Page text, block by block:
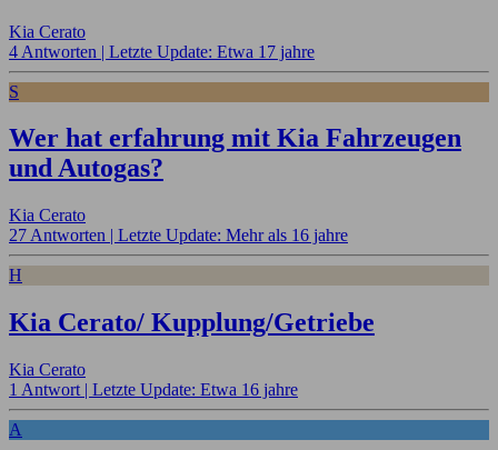
Kia Cerato
4 Antworten | Letzte Update: Etwa 17 jahre
S
Wer hat erfahrung mit Kia Fahrzeugen
und Autogas?
Kia Cerato
27 Antworten | Letzte Update: Mehr als 16 jahre
H
Kia Cerato/ Kupplung/Getriebe
Kia Cerato
1 Antwort | Letzte Update: Etwa 16 jahre
A